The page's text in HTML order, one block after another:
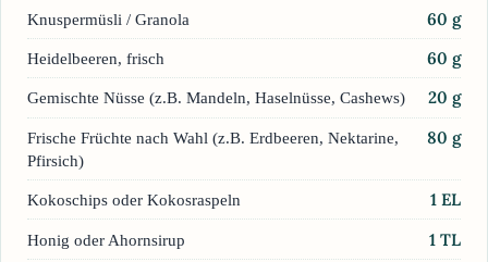
Knuspermüsli / Granola 60 g
Heidelbeeren, frisch 60 g
Gemischte Nüsse (z.B. Mandeln, Haselnüsse, Cashews) 20 g
Frische Früchte nach Wahl (z.B. Erdbeeren, Nektarine,
Pfirsich)
80 g
Kokoschips oder Kokosraspeln 1 EL
Honig oder Ahornsirup 1 TL